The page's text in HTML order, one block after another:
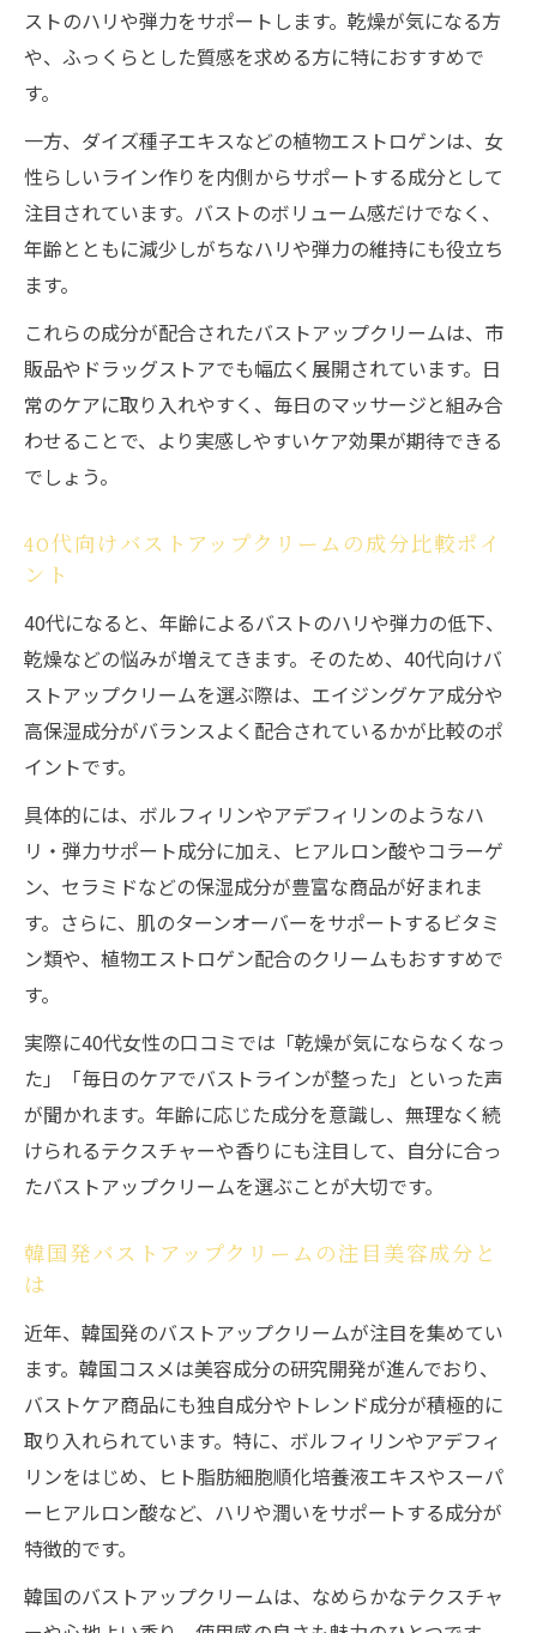
ストのハリや弾力をサポートします。乾燥が気になる方
や、ふっくらとした質感を求める方に特におすすめで
す。
一方、ダイズ種子エキスなどの植物エストロゲンは、女
性らしいライン作りを内側からサポートする成分として
注目されています。バストのボリューム感だけでなく、
年齢とともに減少しがちなハリや弾力の維持にも役立ち
ます。
これらの成分が配合されたバストアップクリームは、市
販品やドラッグストアでも幅広く展開されています。日
常のケアに取り入れやすく、毎日のマッサージと組み合
わせることで、より実感しやすいケア効果が期待できる
でしょう。
40代向けバストアップクリームの成分比較ポイ
ント
40代になると、年齢によるバストのハリや弾力の低下、
乾燥などの悩みが増えてきます。そのため、40代向けバ
ストアップクリームを選ぶ際は、エイジングケア成分や
高保湿成分がバランスよく配合されているかが比較のポ
イントです。
具体的には、ボルフィリンやアデフィリンのようなハ
リ・弾力サポート成分に加え、ヒアルロン酸やコラーゲ
ン、セラミドなどの保湿成分が豊富な商品が好まれま
す。さらに、肌のターンオーバーをサポートするビタミ
ン類や、植物エストロゲン配合のクリームもおすすめで
す。
実際に40代女性の口コミでは「乾燥が気にならなくなっ
た」「毎日のケアでバストラインが整った」といった声
が聞かれます。年齢に応じた成分を意識し、無理なく続
けられるテクスチャーや香りにも注目して、自分に合っ
たバストアップクリームを選ぶことが大切です。
韓国発バストアップクリームの注目美容成分と
は
近年、韓国発のバストアップクリームが注目を集めてい
ます。韓国コスメは美容成分の研究開発が進んでおり、
バストケア商品にも独自成分やトレンド成分が積極的に
取り入れられています。特に、ボルフィリンやアデフィ
リンをはじめ、ヒト脂肪細胞順化培養液エキスやスーパ
ーヒアルロン酸など、ハリや潤いをサポートする成分が
特徴的です。
韓国のバストアップクリームは、なめらかなテクスチャ